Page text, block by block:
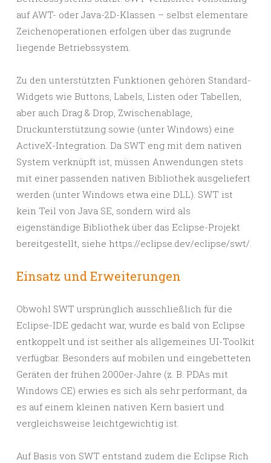
auf AWT- oder Java-2D-Klassen – selbst elementare
Zeichenoperationen erfolgen über das zugrunde
liegende Betriebssystem.
Zu den unterstützten Funktionen gehören Standard-
Widgets wie Buttons, Labels, Listen oder Tabellen,
aber auch Drag & Drop, Zwischenablage,
Druckunterstützung sowie (unter Windows) eine
ActiveX-Integration. Da SWT eng mit dem nativen
System verknüpft ist, müssen Anwendungen stets
mit einer passenden nativen Bibliothek ausgeliefert
werden (unter Windows etwa eine DLL). SWT ist
kein Teil von Java SE, sondern wird als
eigenständige Bibliothek über das Eclipse-Projekt
bereitgestellt, siehe https://eclipse.dev/eclipse/swt/.
Einsatz und Erweiterungen
Obwohl SWT ursprünglich ausschließlich für die
Eclipse-IDE gedacht war, wurde es bald von Eclipse
entkoppelt und ist seither als allgemeines UI-Toolkit
verfügbar. Besonders auf mobilen und eingebetteten
Geräten der frühen 2000er-Jahre (z. B. PDAs mit
Windows CE) erwies es sich als sehr performant, da
es auf einem kleinen nativen Kern basiert und
vergleichsweise leichtgewichtig ist.
Auf Basis von SWT entstand zudem die Eclipse Rich